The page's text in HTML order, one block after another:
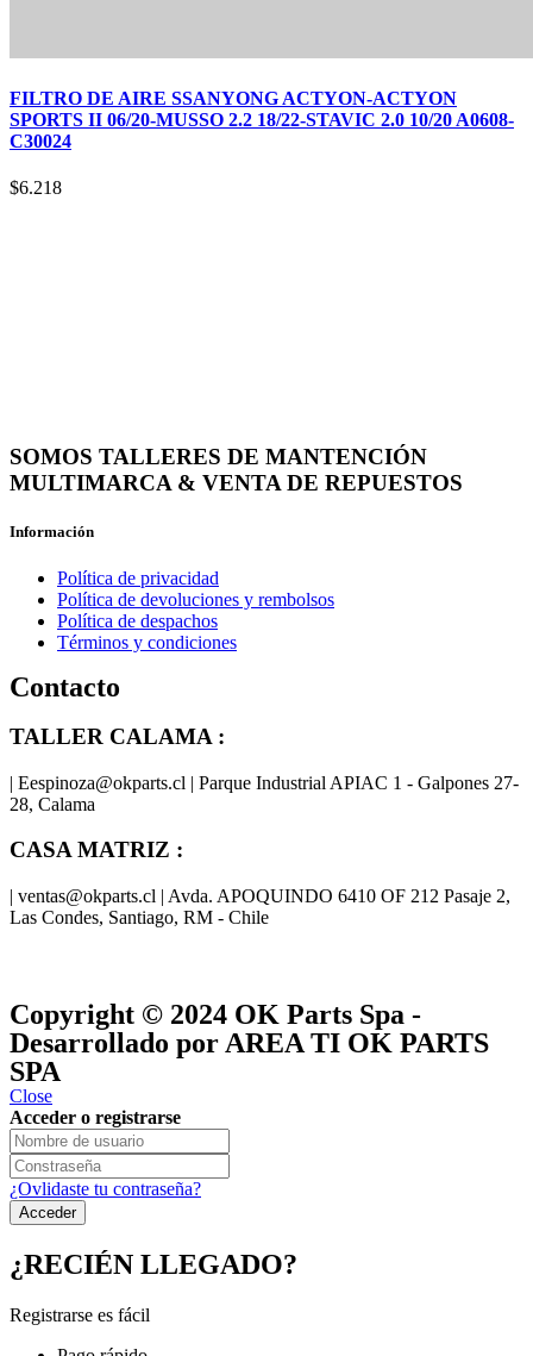
FILTRO DE AIRE SSANYONG ACTYON-ACTYON
SPORTS II 06/20-MUSSO 2.2 18/22-STAVIC 2.0 10/20 A0608-
C30024
$6.218
SOMOS TALLERES DE MANTENCIÓN
MULTIMARCA & VENTA DE REPUESTOS
Información
Política de privacidad
Política de devoluciones y rembolsos
Política de despachos
Términos y condiciones
Contacto
TALLER CALAMA :
| Eespinoza@okparts.cl | Parque Industrial APIAC 1 - Galpones 27-
28, Calama
CASA MATRIZ :
| ventas@okparts.cl | Avda. APOQUINDO 6410 OF 212 Pasaje 2,
Las Condes, Santiago, RM - Chile
Copyright © 2024 OK Parts Spa -
Desarrollado por AREA TI OK PARTS
SPA
Close
Acceder o registrarse
¿Ovlidaste tu contraseña?
¿RECIÉN LLEGADO?
Registrarse es fácil